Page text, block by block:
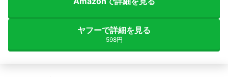
ヤフーで詳細を見る
598円